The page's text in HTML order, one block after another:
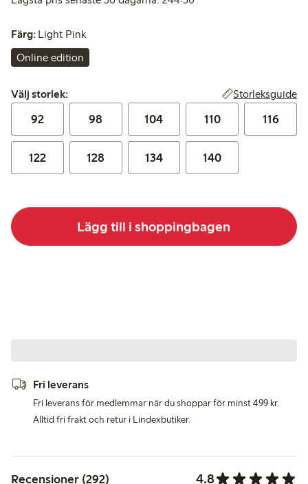
Färg: Light Pink
Online edition
Välj storlek:
Välj storlek: Storleksguide
92 98 104 110 116
122 128 134 140
Lägg till i shoppingbagen
Fri leverans
Fri leverans för medlemmar när du shoppar för minst 499 kr.
Alltid fri frakt och retur i Lindexbutiker.
Recensioner (292) 4.8